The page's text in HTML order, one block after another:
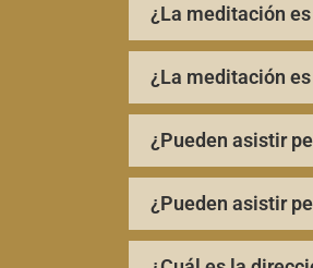
¿La meditación
¿La meditación
¿Pueden asistir
¿Pueden asistir